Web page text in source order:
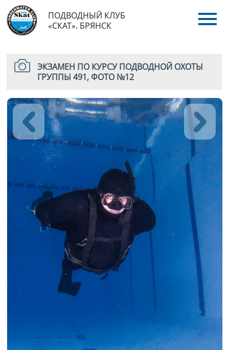
ПОДВОДНЫЙ КЛУБ
«СКАТ». БРЯНСК
ЭКЗАМЕН ПО КУРСУ ПОДВОДНОЙ ОХОТЫ
ГРУППЫ 491, ФОТО №12